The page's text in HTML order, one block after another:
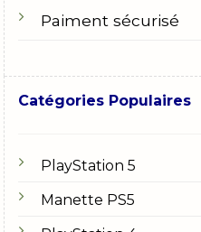
Paiment sécurisé
Catégories Populaires
PlayStation 5
Manette PS5